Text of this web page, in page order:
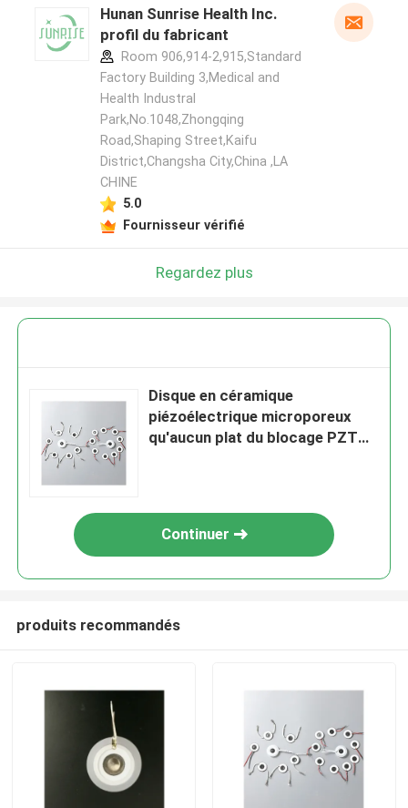
Hunan Sunrise Health Inc.
profil du fabricant
Room 906,914-2,915,Standard
Factory Building 3,Medical and
Health Industral
Park,No.1048,Zhongqing
Road,Shaping Street,Kaifu
District,Changsha City,China ,LA
CHINE
5.0
Fournisseur vérifié
Regardez plus
Disque en céramique
piézoélectrique microporeux
qu'aucun plat du blocage PZT
Continuer
produits recommandés